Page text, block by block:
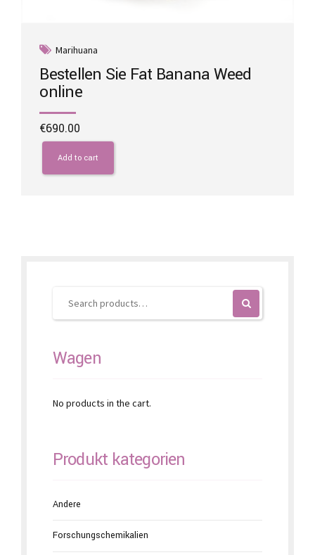
Marihuana
Bestellen Sie Fat Banana Weed
online
€690.00
Add to cart
Wagen
No products in the cart.
Produkt kategorien
Andere
Forschungschemikalien